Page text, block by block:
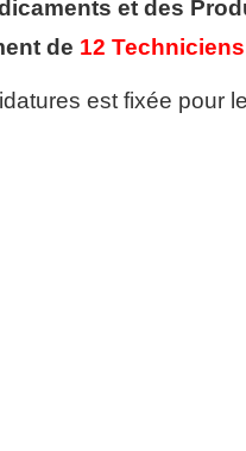
et des
de 12
est fixée pour